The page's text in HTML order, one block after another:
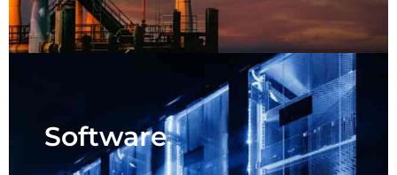
Software